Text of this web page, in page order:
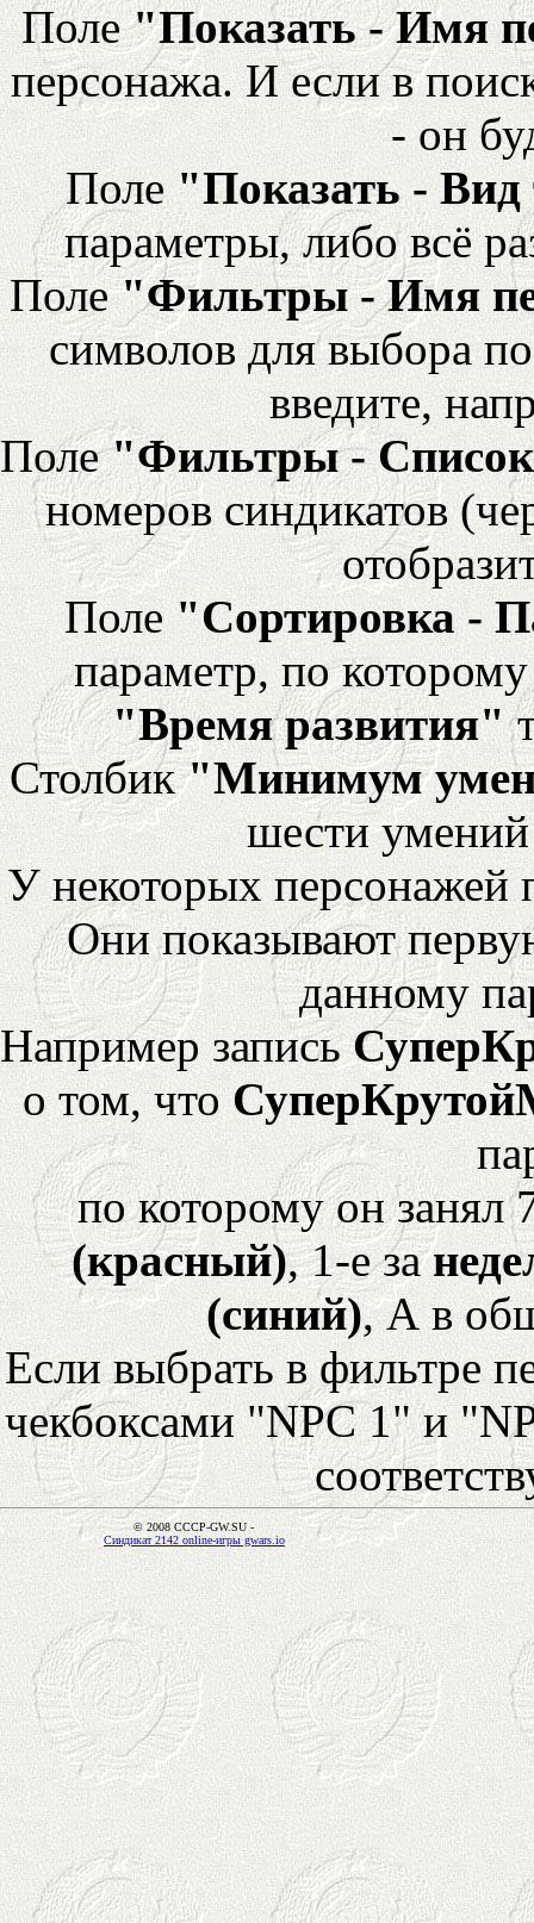
Поле"Показать - Имя
персонажа. И если в
- он
Поле "Показать -
параметры, либо всё
Поле"Фильтры - Имя
символов для выбора
введите,
Поле"Фильтры - Список
номеров синдикатов
Поле "Сортировка -
параметр, по
"Время развития"
Столбик"Минимум
шести
У некоторых персонажей
Они показывают
данному
Например запись
о том, что
по которому он
(красный), 1-е за
(синий), А в
Если выбрать в фильтре
чекбоксами "NPC 1" и
© 2008 CCCP-GW.SU -
Синдикат 2142 online-игры gwars.io